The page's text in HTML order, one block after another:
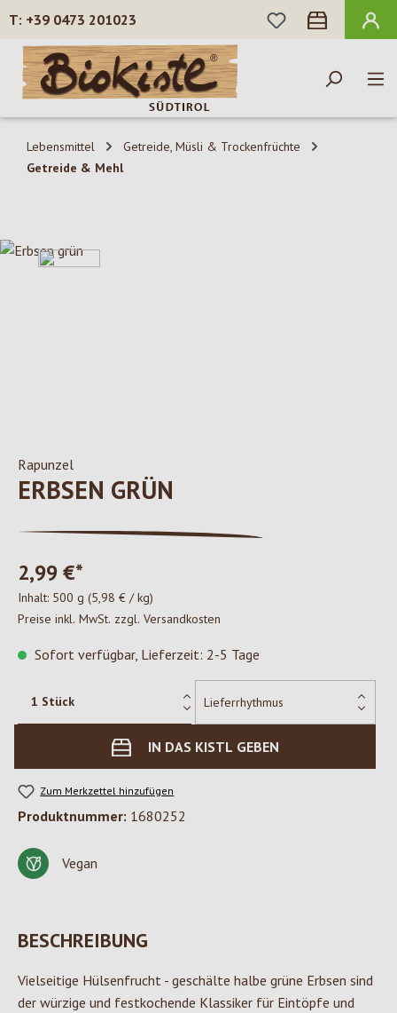
Zum Hauptinhalt springen
+39 0473 201023
DU HAST 0
Lebensmittel
Getreide, Müsli & Trockenfrüchte
Getreide & Mehl
Bildergalerie überspringen
Rapunzel
ERBSEN GRÜN
2,99 €*
Inhalt: 500 g (5,98 € / kg)
Preise inkl. MwSt. zzgl. Versandkosten
Sofort verfügbar, Lieferzeit: 2-5 Tage
IN DAS KISTL GEBEN
Zum Merkzettel hinzufügen
Produktnummer: 1680252
Vegan
BESCHREIBUNG
Vielseitige Hülsenfrucht - geschälte halbe grüne Erbsen sind
der würzige und festkochende Klassiker für Eintöpfe und